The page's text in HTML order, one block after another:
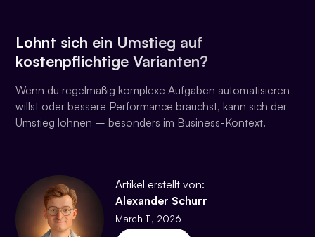
Lohnt sich ein Umstieg auf
kostenpflichtige Varianten?
Wenn du regelmäßig komplexe Aufgaben automatisieren
willst oder bessere Performance brauchst, kann sich der
Umstieg lohnen – besonders im Business-Kontext.
Artikel erstellt von:
Alexander Schurr
March 11, 2026